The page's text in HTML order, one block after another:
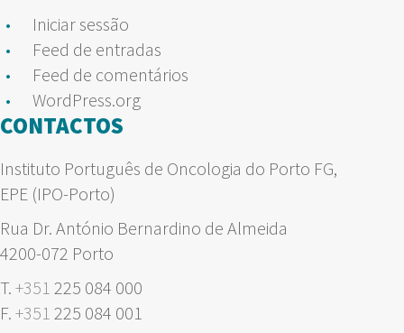
Iniciar sessão
Feed de entradas
Feed de comentários
WordPress.org
CONTACTOS
Instituto Português de Oncologia do Porto FG,
EPE (IPO-Porto)
Rua Dr. António Bernardino de Almeida
4200-072 Porto
T. +351 225 084 000
F. +351 225 084 001